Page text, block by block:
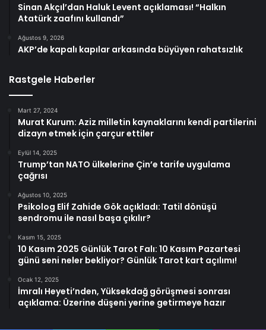
Sinan Akçıl’dan Haluk Levent açıklaması! “Halkın
Atatürk zaafını kullandı”
Ağustos 9, 2026
AKP’de kapalı kapılar arkasında büyüyen rahatsızlık
Rastgele Haberler
Mart 27, 2024
Murat Kurum: Aziz milletin kaynaklarını kendi partilerini
dizayn etmek için çarçur ettiler
Eylül 14, 2025
Trump’tan NATO ülkelerine Çin’e tarife uygulama
çağrısı
Ağustos 10, 2025
Psikolog Elif Zahide Gök açıkladı: Tatil dönüşü
sendromu ile nasıl başa çıkılır?
Kasım 15, 2025
10 Kasım 2025 Günlük Tarot Falı: 10 Kasım Pazartesi
günü seni neler bekliyor? Günlük Tarot kart açılımı!
Ocak 12, 2025
İmralı Heyeti’nden, Yüksekdağ görüşmesi sonrası
açıklama: Üzerine düşeni yerine getirmeye hazır